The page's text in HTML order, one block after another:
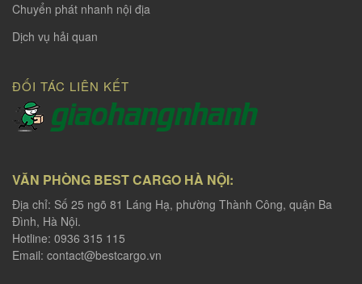
Chuyển phát nhanh nội địa
Dịch vụ hải quan
ĐỐI TÁC LIÊN KẾT
VĂN PHÒNG BEST CARGO HÀ NỘI:
Địa chỉ: Số 25 ngõ 81 Láng Hạ, phường Thành Công, quận Ba
Đình, Hà Nội.
Hotline: 0936 315 115
Email: contact@bestcargo.vn